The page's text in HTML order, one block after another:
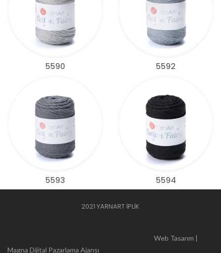
5590 5592
5593 5594
2021 YARNART İPLİK
Web Tasarım |
Magna Dijital Pazarlama Ajansı